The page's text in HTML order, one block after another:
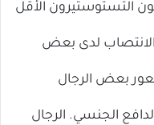
التستوستيرون الأقل
لدى بعض
بعض الرجال
الجنسي. الرجال